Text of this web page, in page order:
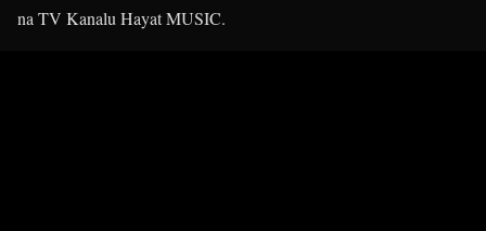
na TV Kanalu Hayat MUSIC.